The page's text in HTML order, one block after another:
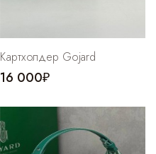
Картхолдер Gojard
16 000₽